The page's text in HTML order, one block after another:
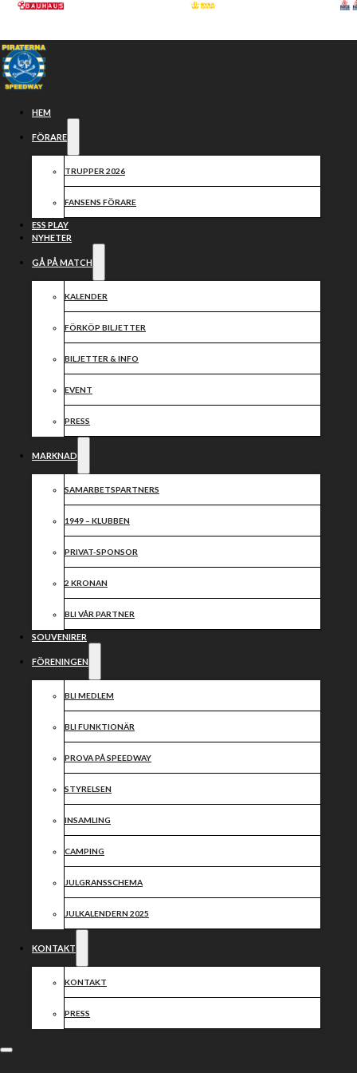
Hoppa till huvudinnehåll
HEM
FÖRARE
TRUPPER 2026
FANSENS FÖRARE
ESS PLAY
NYHETER
GÅ PÅ MATCH
KALENDER
FÖRKÖP BILJETTER
BILJETTER & INFO
EVENT
PRESS
MARKNAD
SAMARBETSPARTNERS
1949 – KLUBBEN
PRIVAT-SPONSOR
2 KRONAN
BLI VÅR PARTNER
SOUVENIRER
FÖRENINGEN
BLI MEDLEM
BLI FUNKTIONÄR
PROVA PÅ SPEEDWAY
STYRELSEN
INSAMLING
CAMPING
JULGRANSSCHEMA
JULKALENDERN 2025
KONTAKT
KONTAKT
PRESS
Piraterna
Speedway
satsar på nytt
sätt inför
2025